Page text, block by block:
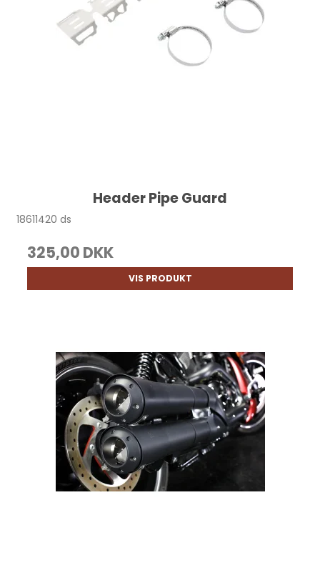
Header Pipe Guard
18611420 ds
325,00 DKK
VIS PRODUKT